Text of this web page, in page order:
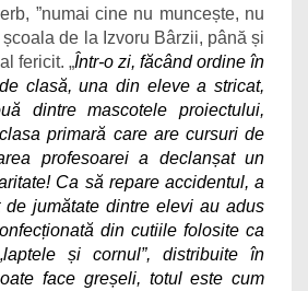
”numai cine nu muncește, nu
școala de la Izvoru Bârzii, până și
fericit. „Într-o zi, făcând ordine în
clasă, una din eleve a stricat,
dintre mascotele proiectului,
primară care are cursuri de
profesoarei a declanșat un
Ca să repare accidentul, a
jumătate dintre elevi au adus
din cutiile folosite ca
și cornul”, distribuite în
face greșeli, totul este cum